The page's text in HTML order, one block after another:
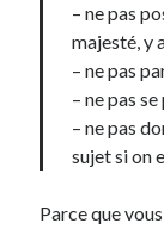
– ne pas
majesté, y
– ne pas
– ne pas
– ne pas
sujet si on
Parce que vous